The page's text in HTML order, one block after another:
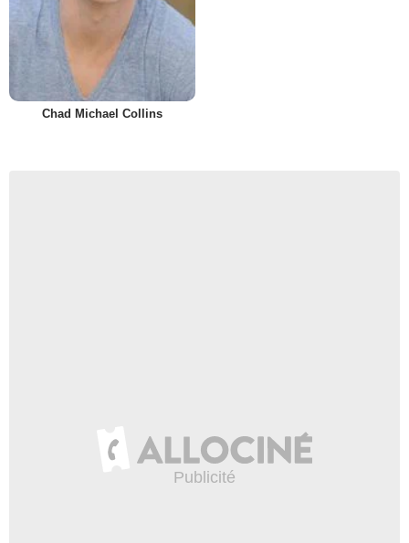
Chad Michael Collins